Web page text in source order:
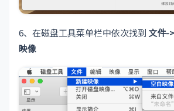
6、在磁盘工具菜单栏中依次找到 文件-
映像